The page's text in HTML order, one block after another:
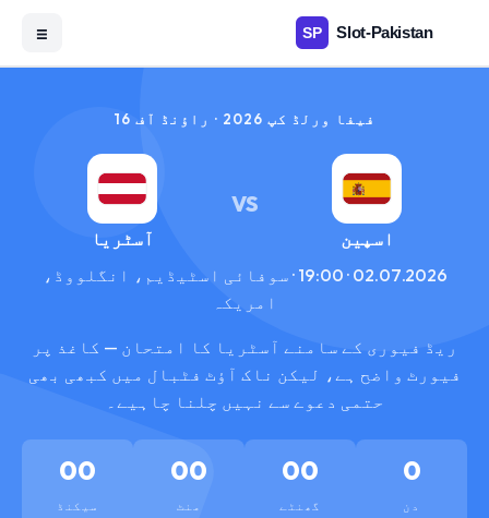
☰
فیفا ورلڈ کپ 2026 · راؤنڈ آف 16
اسپین
VS
آسٹریا
02.07.2026 · 19:00 · سوفائی اسٹیڈیم، انگلووڈ،
امریکہ
ریڈ فیوری کے سامنے آسٹریا کا امتحان — کاغذ پر
فیورٹ واضح ہے، لیکن ناک آؤٹ فٹبال میں کبھی بھی
حتمی دعوے سے نہیں چلنا چاہیے۔
0
دن
00
گھنٹے
00
منٹ
00
سیکنڈ